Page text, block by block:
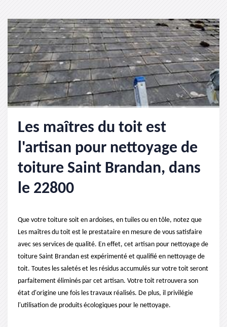
Les maîtres du toit est
l'artisan pour nettoyage de
toiture Saint Brandan, dans
le 22800
Que votre toiture soit en ardoises, en tuiles ou en tôle, notez que
Les maîtres du toit est le prestataire en mesure de vous satisfaire
avec ses services de qualité. En effet, cet artisan pour nettoyage de
toiture Saint Brandan est expérimenté et qualifié en nettoyage de
toit. Toutes les saletés et les résidus accumulés sur votre toit seront
parfaitement éliminés par cet artisan. Votre toit retrouvera son
état d'origine une fois les travaux réalisés. De plus, il privilégie
l'utilisation de produits écologiques pour le nettoyage.